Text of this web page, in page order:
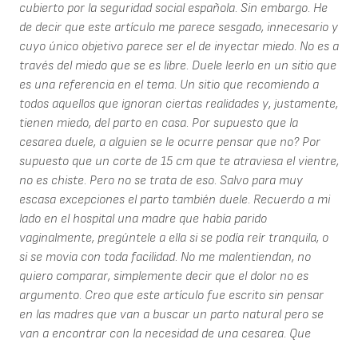
cubierto por la seguridad social española. Sin embargo. He
de decir que este artículo me parece sesgado, innecesario y
cuyo único objetivo parece ser el de inyectar miedo. No es a
través del miedo que se es libre. Duele leerlo en un sitio que
es una referencia en el tema. Un sitio que recomiendo a
todos aquellos que ignoran ciertas realidades y, justamente,
tienen miedo, del parto en casa. Por supuesto que la
cesarea duele, a alguien se le ocurre pensar que no? Por
supuesto que un corte de 15 cm que te atraviesa el vientre,
no es chiste. Pero no se trata de eso. Salvo para muy
escasa excepciones el parto también duele. Recuerdo a mi
lado en el hospital una madre que había parido
vaginalmente, pregúntele a ella si se podía reír tranquila, o
si se movia con toda facilidad. No me malentiendan, no
quiero comparar, simplemente decir que el dolor no es
argumento. Creo que este artículo fue escrito sin pensar
en las madres que van a buscar un parto natural pero se
van a encontrar con la necesidad de una cesarea. Que